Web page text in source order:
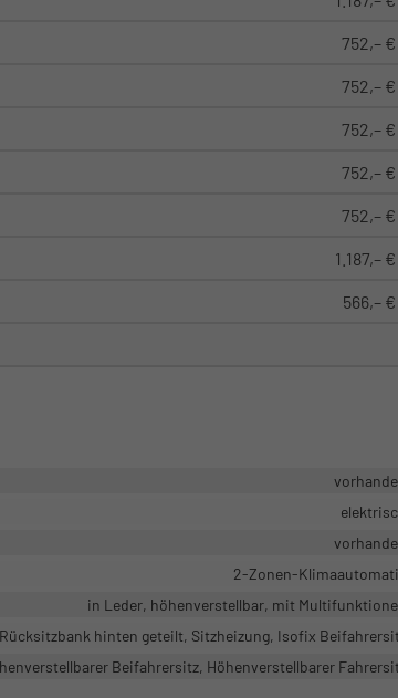
752,– €
752,– €
752,– €
752,– €
752,– €
1.187,– €
566,– €
2-Zonen-
in Leder, höhenverstellbar, mit
hinten geteilt, Sitzheizung, Isofix
Beifahrersitz, Höhenverstellbarer